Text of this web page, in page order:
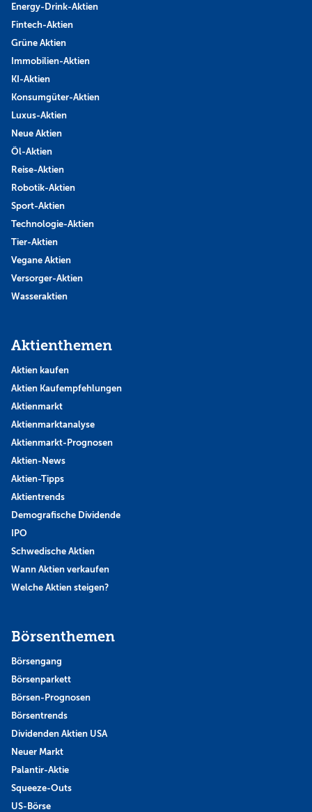
Energy-Drink-Aktien
Fintech-Aktien
Grüne Aktien
Immobilien-Aktien
KI-Aktien
Konsumgüter-Aktien
Luxus-Aktien
Neue Aktien
Öl-Aktien
Reise-Aktien
Robotik-Aktien
Sport-Aktien
Technologie-Aktien
Tier-Aktien
Vegane Aktien
Versorger-Aktien
Wasseraktien
Aktienthemen
Aktien kaufen
Aktien Kaufempfehlungen
Aktienmarkt
Aktienmarktanalyse
Aktienmarkt-Prognosen
Aktien-News
Aktien-Tipps
Aktientrends
Demografische Dividende
IPO
Schwedische Aktien
Wann Aktien verkaufen
Welche Aktien steigen?
Börsenthemen
Börsengang
Börsenparkett
Börsen-Prognosen
Börsentrends
Dividenden Aktien USA
Neuer Markt
Palantir-Aktie
Squeeze-Outs
US-Börse